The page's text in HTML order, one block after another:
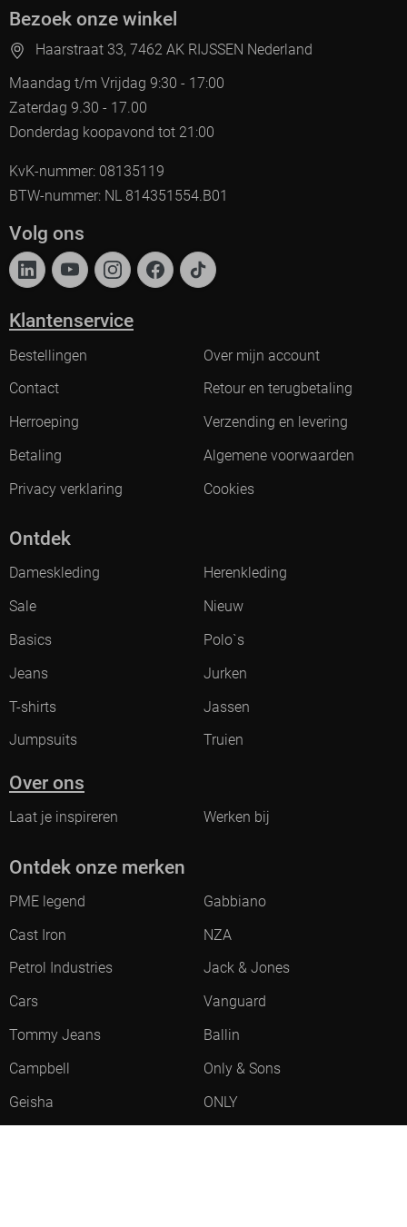
Bezoek onze winkel
Haarstraat 33, 7462 AK RIJSSEN Nederland
Maandag t/m Vrijdag 9:30 - 17:00
Zaterdag 9.30 - 17.00
Donderdag koopavond tot 21:00
KvK-nummer: 08135119
BTW-nummer: NL 814351554.B01
Volg ons
Klantenservice
Bestellingen
Over mijn account
Contact
Retour en terugbetaling
Herroeping
Verzending en levering
Betaling
Algemene voorwaarden
Privacy verklaring
Cookies
Ontdek
Dameskleding
Herenkleding
Sale
Nieuw
Basics
Polo`s
Jeans
Jurken
T-shirts
Jassen
Jumpsuits
Truien
Over ons
Laat je inspireren Werken bij
Ontdek onze merken
PME legend
Gabbiano
Cast Iron
NZA
Petrol Industries
Jack & Jones
Cars
Vanguard
Tommy Jeans
Ballin
Campbell
Only & Sons
Geisha
ONLY